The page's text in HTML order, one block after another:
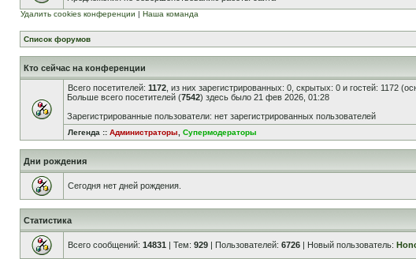
Удалить cookies конференции | Наша команда
Список форумов
Кто сейчас на конференции
Всего посетителей: 1172 , из них зарегистрированных: 0, скрытых: 0 и гостей: 1172
Больше всего посетителей (7542) здесь было 21 фев 2026, 01:28
Зарегистрированные пользователи: нет зарегистрированных пользователей
Легенда :: Администраторы Супермодераторы
Дни рождения
Сегодня нет дней рождения.
Статистика
Всего сообщений: 14831 | Тем: 929 | Пользователей: 6726 | Новый пользователь: